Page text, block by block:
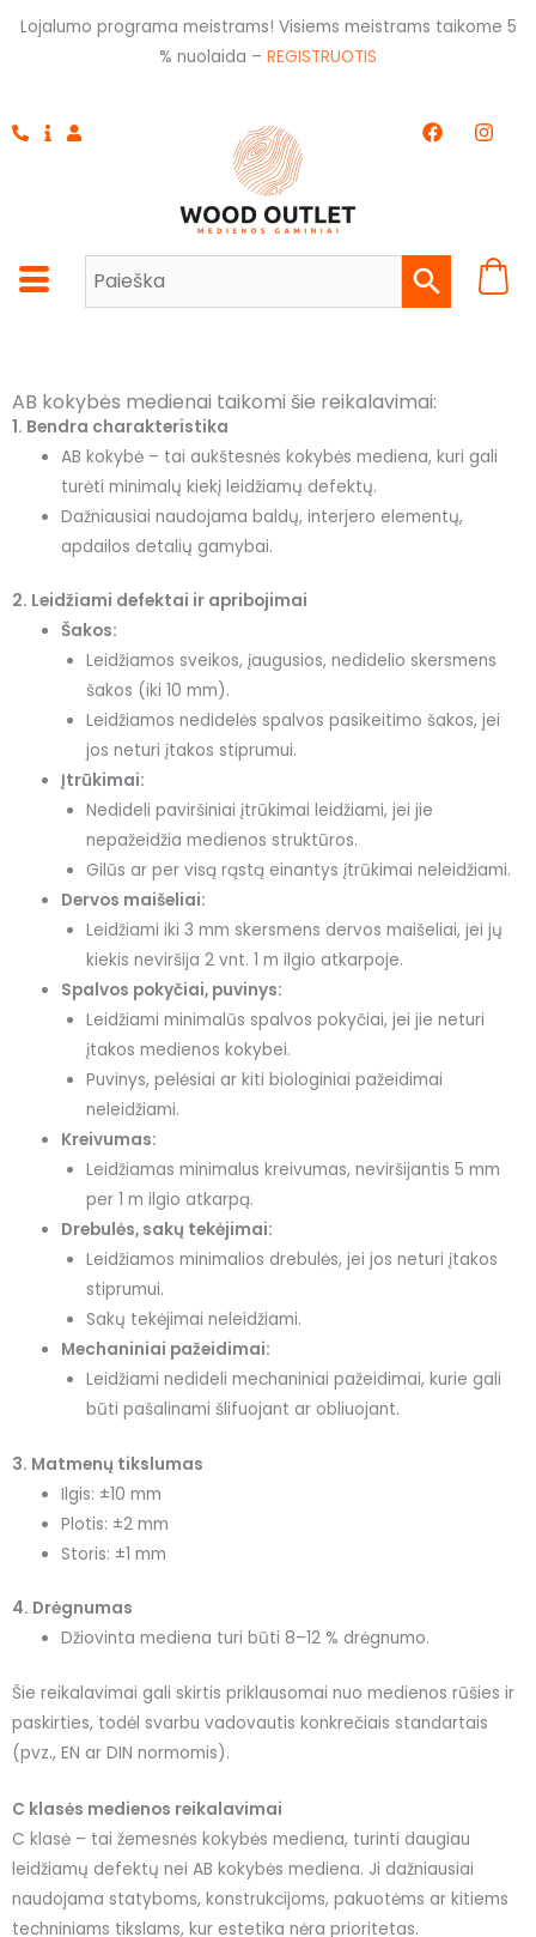
Pereiti
Lojalumo programa meistrams! Visiems meistrams taikome 5
% nuolaida – REGISTRUOTIS
F
a
k
I
n
a
m
AB kokybės medienai taikomi šie reikalavimai:
1. Bendra charakteristika
AB kokybė – tai aukštesnės kokybės mediena, kuri gali
turėti minimalų kiekį leidžiamų defektų.
Dažniausiai naudojama baldų, interjero elementų,
apdailos detalių gamybai.
2. Leidžiami defektai ir apribojimai
Šakos:
Leidžiamos sveikos, įaugusios, nedidelio skersmens
šakos (iki 10 mm).
Leidžiamos nedidelės spalvos pasikeitimo šakos, jei
jos neturi įtakos stiprumui.
Įtrūkimai:
Nedideli paviršiniai įtrūkimai leidžiami, jei jie
nepažeidžia medienos struktūros.
Gilūs ar per visą rąstą einantys įtrūkimai neleidžiami.
Dervos maišeliai:
Leidžiami iki 3 mm skersmens dervos maišeliai, jei jų
kiekis neviršija 2 vnt. 1 m ilgio atkarpoje.
Spalvos pokyčiai, puvinys:
Leidžiami minimalūs spalvos pokyčiai, jei jie neturi
įtakos medienos kokybei.
Puvinys, pelėsiai ar kiti biologiniai pažeidimai
neleidžiami.
Kreivumas:
Leidžiamas minimalus kreivumas, neviršijantis 5 mm
per 1 m ilgio atkarpą.
Drebulės, sakų tekėjimai:
Leidžiamos minimalios drebulės, jei jos neturi įtakos
stiprumui.
Sakų tekėjimai neleidžiami.
Mechaniniai pažeidimai:
Leidžiami nedideli mechaniniai pažeidimai, kurie gali
būti pašalinami šlifuojant ar obliuojant.
3. Matmenų tikslumas
Ilgis: ±10 mm
Plotis: ±2 mm
Storis: ±1 mm
4. Drėgnumas
Džiovinta mediena turi būti 8–12 % drėgnumo.
Šie reikalavimai gali skirtis priklausomai nuo medienos rūšies ir
paskirties, todėl svarbu vadovautis konkrečiais standartais
(pvz., EN ar DIN normomis).
C klasės medienos reikalavimai
C klasė – tai žemesnės kokybės mediena, turinti daugiau
leidžiamų defektų nei AB kokybės mediena. Ji dažniausiai
naudojama statyboms, konstrukcijoms, pakuotėms ar kitiems
techniniams tikslams, kur estetika nėra prioritetas.